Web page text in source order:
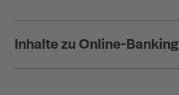
Inhalte zu Online-Banking